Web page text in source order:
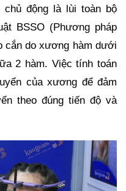
chủ động là lùi toàn bộ
BSSO (Phương pháp
cắn do xương hàm dưới
2 hàm. Việc tính toán
của xương để đảm
theo đúng tiến độ và